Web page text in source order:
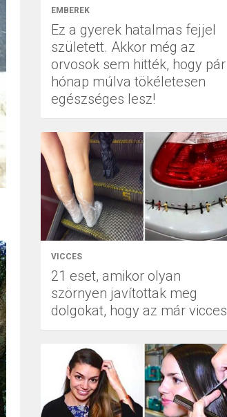
EMBEREK
Ez a gyerek hatalmas fejjel
született. Akkor még az
orvosok sem hitték, hogy pár
hónap múlva tökéletesen
egészséges lesz!
VICCES
21 eset, amikor olyan
szörnyen javítottak meg
dolgokat, hogy az már vicces